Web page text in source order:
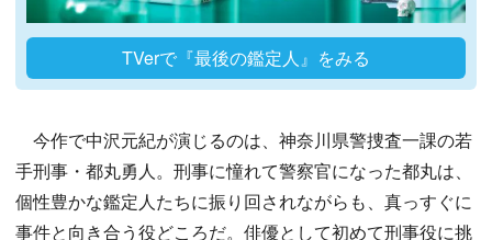
TVerで『最後の鑑定人』をみる
今作で中沢元紀が演じるのは、神奈川県警捜査一課の若
手刑事・都丸勇人。刑事に憧れて警察官になった都丸は、
個性豊かな鑑定人たちに振り回されながらも、真っすぐに
事件と向き合う役どころだ。俳優として初めて刑事役に挑